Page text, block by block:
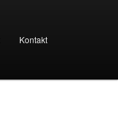
Kontakt